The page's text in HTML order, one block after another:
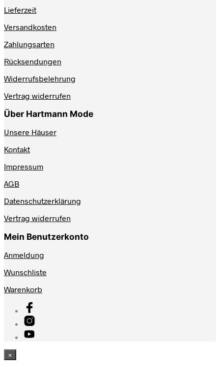
Lieferzeit
Versandkosten
Zahlungsarten
Rücksendungen
Widerrufsbelehrung
Vertrag widerrufen
Über Hartmann Mode
Unsere Häuser
Kontakt
Impressum
AGB
Datenschutzerklärung
Vertrag widerrufen
Mein Benutzerkonto
Anmeldung
Wunschliste
Warenkorb
×